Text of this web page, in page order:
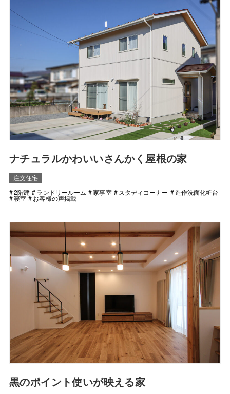
ナチュラルかわいいさんかく屋根の家
注文住宅
2階建
ランドリールーム 家事室 スタディコーナー 造作洗面化粧台
寝室 お客様の声掲載
黒のポイント使いが映える家